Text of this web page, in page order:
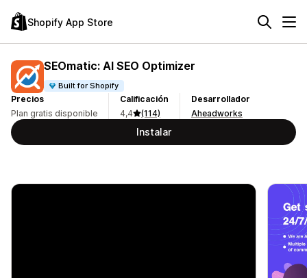
Shopify App Store
SEOmatic: AI SEO Optimizer
Built for Shopify
Precios
Plan gratis disponible
Calificación
4,4
(114)
Desarrollador
Aheadworks
Instalar